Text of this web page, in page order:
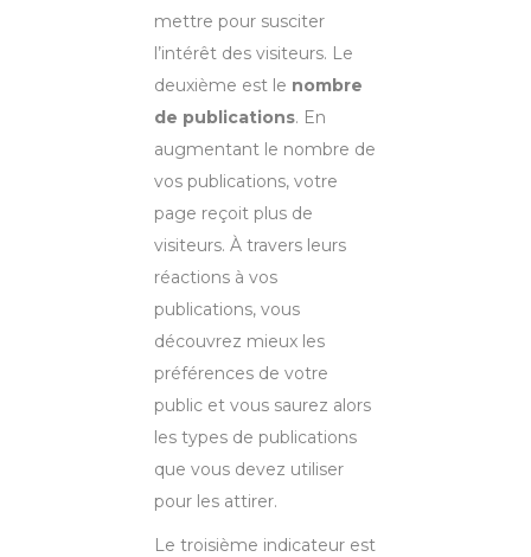
mettre pour susciter
l’intérêt des visiteurs. Le
deuxième est le nombre
de publications. En
augmentant le nombre de
vos publications, votre
page reçoit plus de
visiteurs. À travers leurs
réactions à vos
publications, vous
découvrez mieux les
préférences de votre
public et vous saurez alors
les types de publications
que vous devez utiliser
pour les attirer.
Le troisième indicateur est